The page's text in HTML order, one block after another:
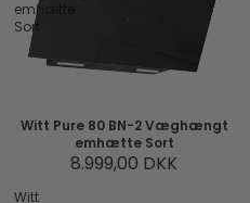
emhætte
Sort
Witt Pure 80 BN-2 Væghængt
emhætte Sort
8.999,00 DKK
Witt